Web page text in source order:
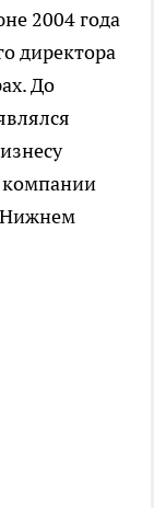
2004 года
директора
До
компании
Нижнем